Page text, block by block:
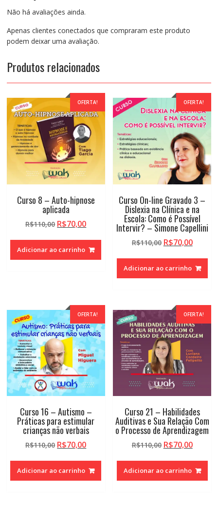
quantidade
Não há avaliações ainda.
Apenas clientes conectados que compraram este produto
podem deixar uma avaliação.
Produtos relacionados
OFERTA!
Curso 8 – Auto-hipnose
aplicada
R$110,00 O
original
era:
R$70,00O
atual
é:
Adicionar ao carrinho
OFERTA!
Curso On-line Gravado 3 –
Dislexia na Clínica e na
Escola: Como é Possível
Intervir? – Simone Capellini
R$110,00 O
original
era:
R$70,00O
atual
é:
Adicionar ao carrinho
OFERTA!
Curso 16 – Autismo –
Práticas para estimular
crianças não verbais
R$110,00 O
original
era:
R$70,00O
atual
é:
Adicionar ao carrinho
OFERTA!
Curso 21 – Habilidades
Auditivas e Sua Relação Com
o Processo de Aprendizagem
R$110,00 O
original
era:
R$70,00O
atual
é:
Adicionar ao carrinho